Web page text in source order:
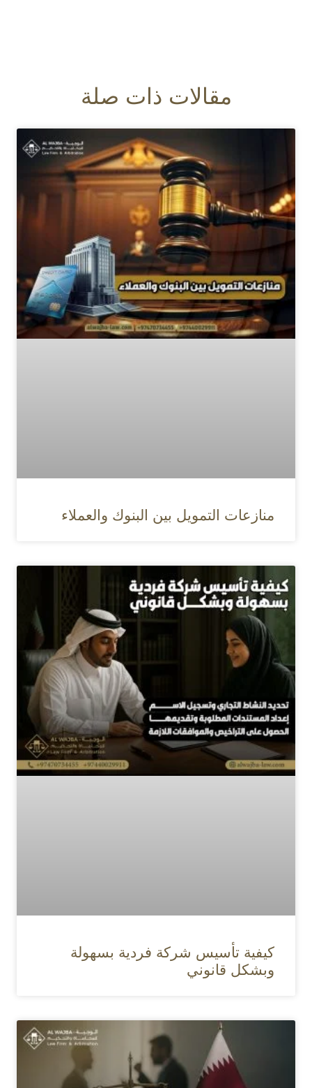
مقالات ذات صلة
منازعات التمويل بين البنوك والعملاء
كيفية تأسيس شركة فردية بسهولة
وبشكل قانوني